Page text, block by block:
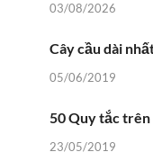
03/08/2026
Cây cầu dài
05/06/2019
50 Quy tắc trên
23/05/2019